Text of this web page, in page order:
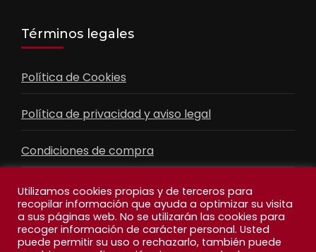
Términos legales
Política de Cookies
Política de privacidad y aviso legal
Condiciones de compra
Contacto
Facebook
Feed
Utilizamos cookies propias y de terceros para
recopilar información que ayuda a optimizar su visita
a sus páginas web. No se utilizarán las cookies para
recoger información de carácter personal. Usted
puede permitir su uso o rechazarlo, también puede